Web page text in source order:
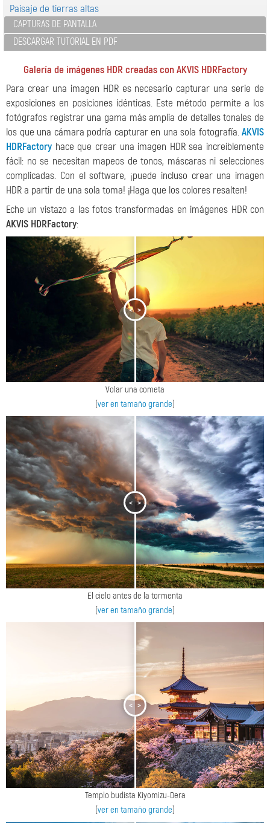
Paisaje de tierras altas
CAPTURAS DE PANTALLA
DESCARGAR TUTORIAL EN PDF
Galería de imágenes HDR creadas con AKVIS HDRFactory
Para crear una imagen HDR es necesario capturar una serie de
exposiciones en posiciones idénticas. Este método permite a los
fotógrafos registrar una gama más amplia de detalles tonales de
los que una cámara podría capturar en una sola fotografía.AKVIS
HDRFactory hace que crear una imagen HDR sea increíblemente
fácil: no se necesitan mapeos de tonos, máscaras ni selecciones
complicadas. Con el software, ¡puede incluso crear una imagen
HDR a partir de una sola toma! ¡Haga que los colores resalten!
Eche un vistazo a las fotos transformadas en imágenes HDR con
AKVIS HDRFactory:
< >
Volar una cometa
(ver en tamaño grande)
< >
El cielo antes de la tormenta
(ver en tamaño grande)
< >
Templo budista Kiyomizu-Dera
(ver en tamaño grande)